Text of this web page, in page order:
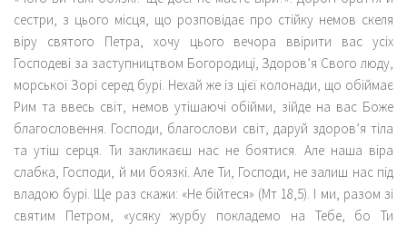
сестри, з цього місця, що розповідає про стійку немов скеля
віру святого Петра, хочу цього вечора ввірити вас усіх
Господеві за заступництвом Богородиці, Здоров’я Свого люду,
морської Зорі серед бурі. Нехай же із цієї колонади, що обіймає
Рим та ввесь світ, немов утішаючі обійми, зійде на вас Боже
благословення. Господи, благослови світ, даруй здоров’я тіла
та утіш серця. Ти закликаєш нас не боятися. Але наша віра
слабка, Господи, й ми боязкі. Але Ти, Господи, не залиш нас під
владою бурі. Ще раз скажи: «Не бійтеся» (Мт 18,5). І ми, разом зі
святим Петром, «усяку журбу покладемо на Тебе, бо Ти